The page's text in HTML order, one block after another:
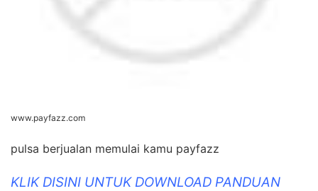
www.payfazz.com
pulsa berjualan memulai kamu payfazz
KLIK DISINI UNTUK DOWNLOAD PANDUAN